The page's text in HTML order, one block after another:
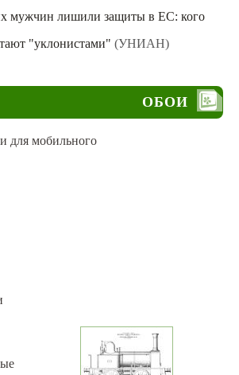
мужчин лишили защиты в ЕС: кого
"уклонистами" (УНИАН)
ОБОИ
для мобильного